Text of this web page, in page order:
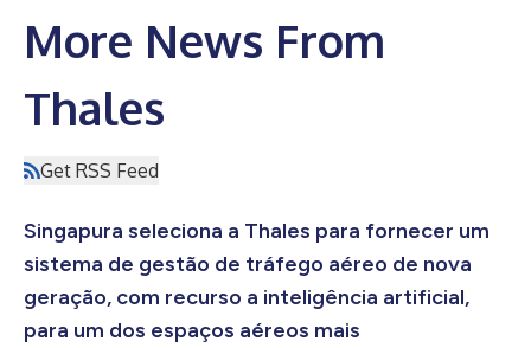
More News From
Thales
Get RSS Feed
Singapura seleciona a Thales para fornecer um
sistema de gestão de tráfego aéreo de nova
geração, com recurso a inteligência artificial,
para um dos espaços aéreos mais